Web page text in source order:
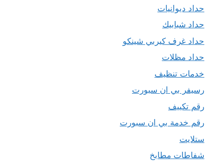
حداد ديوانيات
حداد شبابيك
حداد غرف كيربي شينكو
حداد مظلات
خدمات تنظيف
رسيفر بي ان سبورت
رقم تكييف
رقم خدمة بي ان سبورت
ستلايت
شفاطات مطابخ